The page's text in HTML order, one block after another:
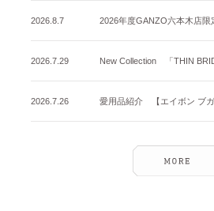
2026.8.7 2026年度GANZO六本木店限
2026.7.29 New Collection 「THIN
2026.7.26